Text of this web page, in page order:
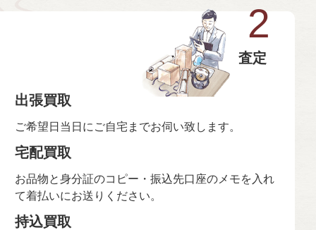
2
査定
出張買取
ご希望日当日にご自宅までお伺い致します。
宅配買取
お品物と身分証のコピー・振込先口座のメモを入れ
て着払いにお送りください。
持込買取